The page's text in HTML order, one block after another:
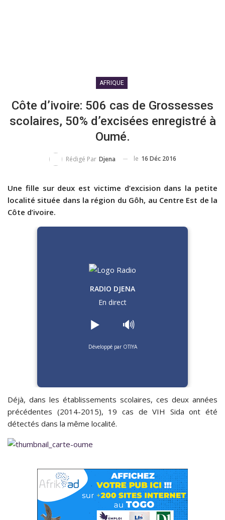
AFRIQUE
Côte d’ivoire: 506 cas de Grossesses
scolaires, 50% d’excisées enregistré à
Oumé.
Rédigé Par Djena le 16 Déc 2016
Une fille sur deux est victime d’excision dans la petite
localité située dans la région du Gôh, au Centre Est de la
Côte d’ivoire.
RADIO DJENA
En direct
▶️ 🔊
Développé par OTIYA
Déjà, dans les établissements scolaires, ces deux années
précédentes (2014-2015), 19 cas de VIH Sida ont été
détectés dans la même localité.